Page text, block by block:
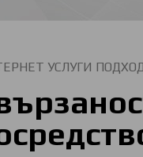
УСЛУГИ